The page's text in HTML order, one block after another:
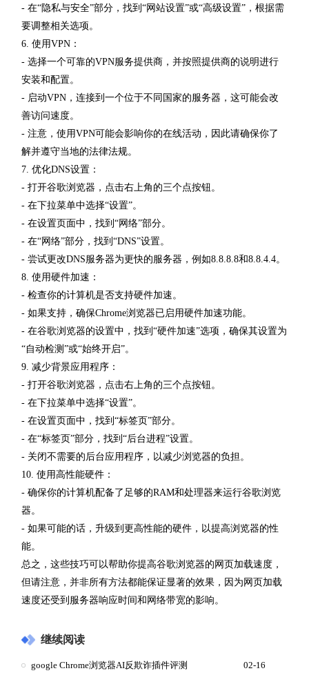
- 在“隐私与安全”部分，找到“网站设置”或“高级设置”，根据需
要调整相关选项。
6. 使用VPN：
- 选择一个可靠的VPN服务提供商，并按照提供商的说明进行
安装和配置。
- 启动VPN，连接到一个位于不同国家的服务器，这可能会改
善访问速度。
- 注意，使用VPN可能会影响你的在线活动，因此请确保你了
解并遵守当地的法律法规。
7. 优化DNS设置：
- 打开谷歌浏览器，点击右上角的三个点按钮。
- 在下拉菜单中选择“设置”。
- 在设置页面中，找到“网络”部分。
- 在“网络”部分，找到“DNS”设置。
- 尝试更改DNS服务器为更快的服务器，例如8.8.8.8和8.8.4.4。
8. 使用硬件加速：
- 检查你的计算机是否支持硬件加速。
- 如果支持，确保Chrome浏览器已启用硬件加速功能。
- 在谷歌浏览器的设置中，找到“硬件加速”选项，确保其设置为
“自动检测”或“始终开启”。
9. 减少背景应用程序：
- 打开谷歌浏览器，点击右上角的三个点按钮。
- 在下拉菜单中选择“设置”。
- 在设置页面中，找到“标签页”部分。
- 在“标签页”部分，找到“后台进程”设置。
- 关闭不需要的后台应用程序，以减少浏览器的负担。
10. 使用高性能硬件：
- 确保你的计算机配备了足够的RAM和处理器来运行谷歌浏览
器。
- 如果可能的话，升级到更高性能的硬件，以提高浏览器的性
能。
总之，这些技巧可以帮助你提高谷歌浏览器的网页加载速度，
但请注意，并非所有方法都能保证显著的效果，因为网页加载
速度还受到服务器响应时间和网络带宽的影响。
继续阅读
google Chrome浏览器AI反欺诈插件评测 02-16